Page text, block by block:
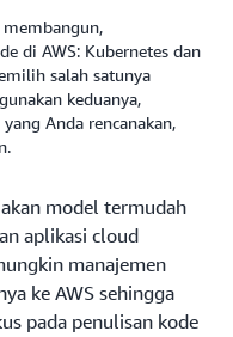
di AWS: Kubernetes dan
salah satunya
keduanya,
Anda rencanakan,
model termudah
aplikasi cloud
manajemen
ke AWS sehingga
pada penulisan kode